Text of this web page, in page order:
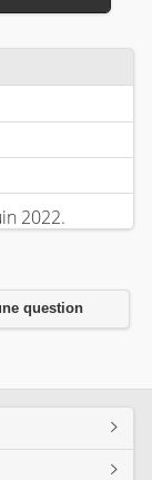
2022.
question